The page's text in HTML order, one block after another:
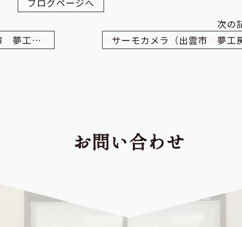
ブログページへ
いずも産業未来博2017（出雲市 夢工房）
次の
サーモカメラ（出雲市 夢工
お問い合わせ